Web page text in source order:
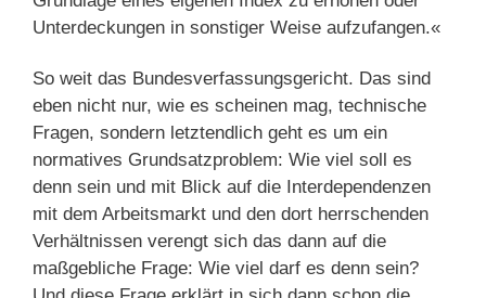
Unterdeckungen in sonstiger Weise aufzufangen.«
So weit das Bundesverfassungsgericht. Das sind
eben nicht nur, wie es scheinen mag, technische
Fragen, sondern letztendlich geht es um ein
normatives Grundsatzproblem: Wie viel soll es
denn sein und mit Blick auf die Interdependenzen
mit dem Arbeitsmarkt und den dort herrschenden
Verhältnissen verengt sich das dann auf die
maßgebliche Frage: Wie viel darf es denn sein?